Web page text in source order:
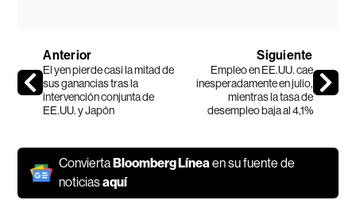
Anterior
El yen pierde casi la mitad de
sus ganancias tras la
intervención conjunta de
EE.UU. y Japón
Siguiente
Empleo en EE.UU. cae
inesperadamente en julio,
mientras la tasa de
desempleo baja al 4,1%
ConviertaBloomberg Líneaen su fuente de
noticiasaquí